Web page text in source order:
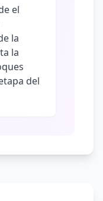
el
la
la
del